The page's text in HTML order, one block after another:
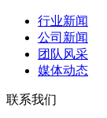
行业新闻
公司新闻
团队风采
媒体动态
联系我们